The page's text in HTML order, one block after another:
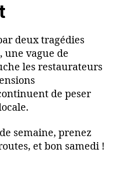
deux tragédies
une vague de
les restaurateurs
de peser
semaine, prenez
et bon samedi !